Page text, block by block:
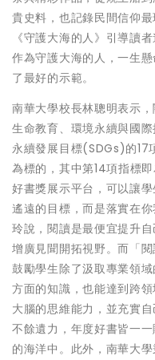
貴史料，也記錄民間信仰
《守護大海的人》引導讀
作為守護大海的人，一生
了最好的示範。
南華大學校長林聰明表示
生命教育、環境永續與國
永續發展目標(SDGs)的17
為標的，其中第14項指標
好書獎展示平台，可以讓
遙遠的目標，而是落實在
玲說，閱讀是最便宜提升
增廣見聞開拓視野。而「
鼓勵學生除了汲取專業領
方面的知識，也能達到跨
大腦的思維能力，並充實
不餘遺力，年度好書皆一
的海洋中。此外，南華大